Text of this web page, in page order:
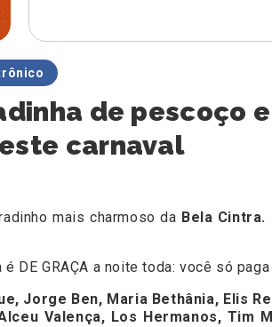
de pescoço
carnaval
mais charmoso da Bela Cintra.
DE GRAÇA a noite toda: você só
Jorge Ben, Maria Bethânia, Elis
Valença, Los Hermanos, Tim